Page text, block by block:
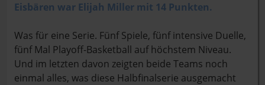
Eisbären war Elijah Miller mit 14 Punkten.
Was für eine Serie. Fünf Spiele, fünf intensive Duelle,
fünf Mal Playoff-Basketball auf höchstem Niveau.
Und im letzten davon zeigten beide Teams noch
einmal alles, was diese Halbfinalserie ausgemacht